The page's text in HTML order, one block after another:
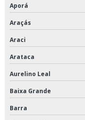
Laudo técnico pmoc
Limpeza de ar
Limpeza de ar
Manutenção ar
Manutenção corretiva de
Manutenção corretiva
Manutenção de aparelho
Aporá
Araçás
Araci
Arataca
Aurelino Leal
Baixa Grande
Barra